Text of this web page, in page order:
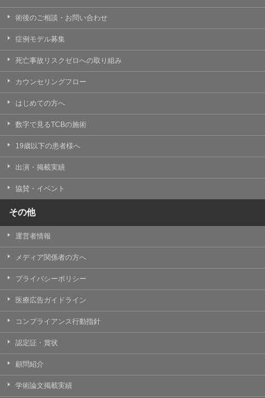
術後のご相談・お問い合わせ
症例モデル募集
死亡事故リスクゼロへの取り組み
カウンセリングフロー
はじめての方へ
数字で見るTCBの施術
19歳以下の患者様へ
出演・掲載実績
協賛・イベント
その他
運営者情報
メディア関係者の方へ
プライバシーポリシー
医療広告ガイドライン
コンプライアンス行動指針
認定証・賞状
顧問紹介
学術論文掲載実績